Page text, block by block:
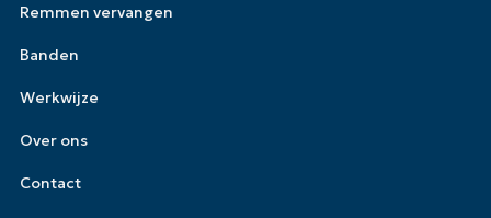
Remmen vervangen
Banden
Werkwijze
Over ons
Contact